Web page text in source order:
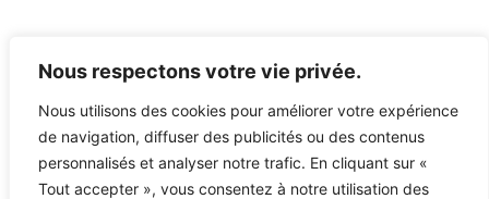
Nous respectons votre vie privée.
Nous utilisons des cookies pour améliorer votre expérience
de navigation, diffuser des publicités ou des contenus
personnalisés et analyser notre trafic. En cliquant sur «
Tout accepter », vous consentez à notre utilisation des